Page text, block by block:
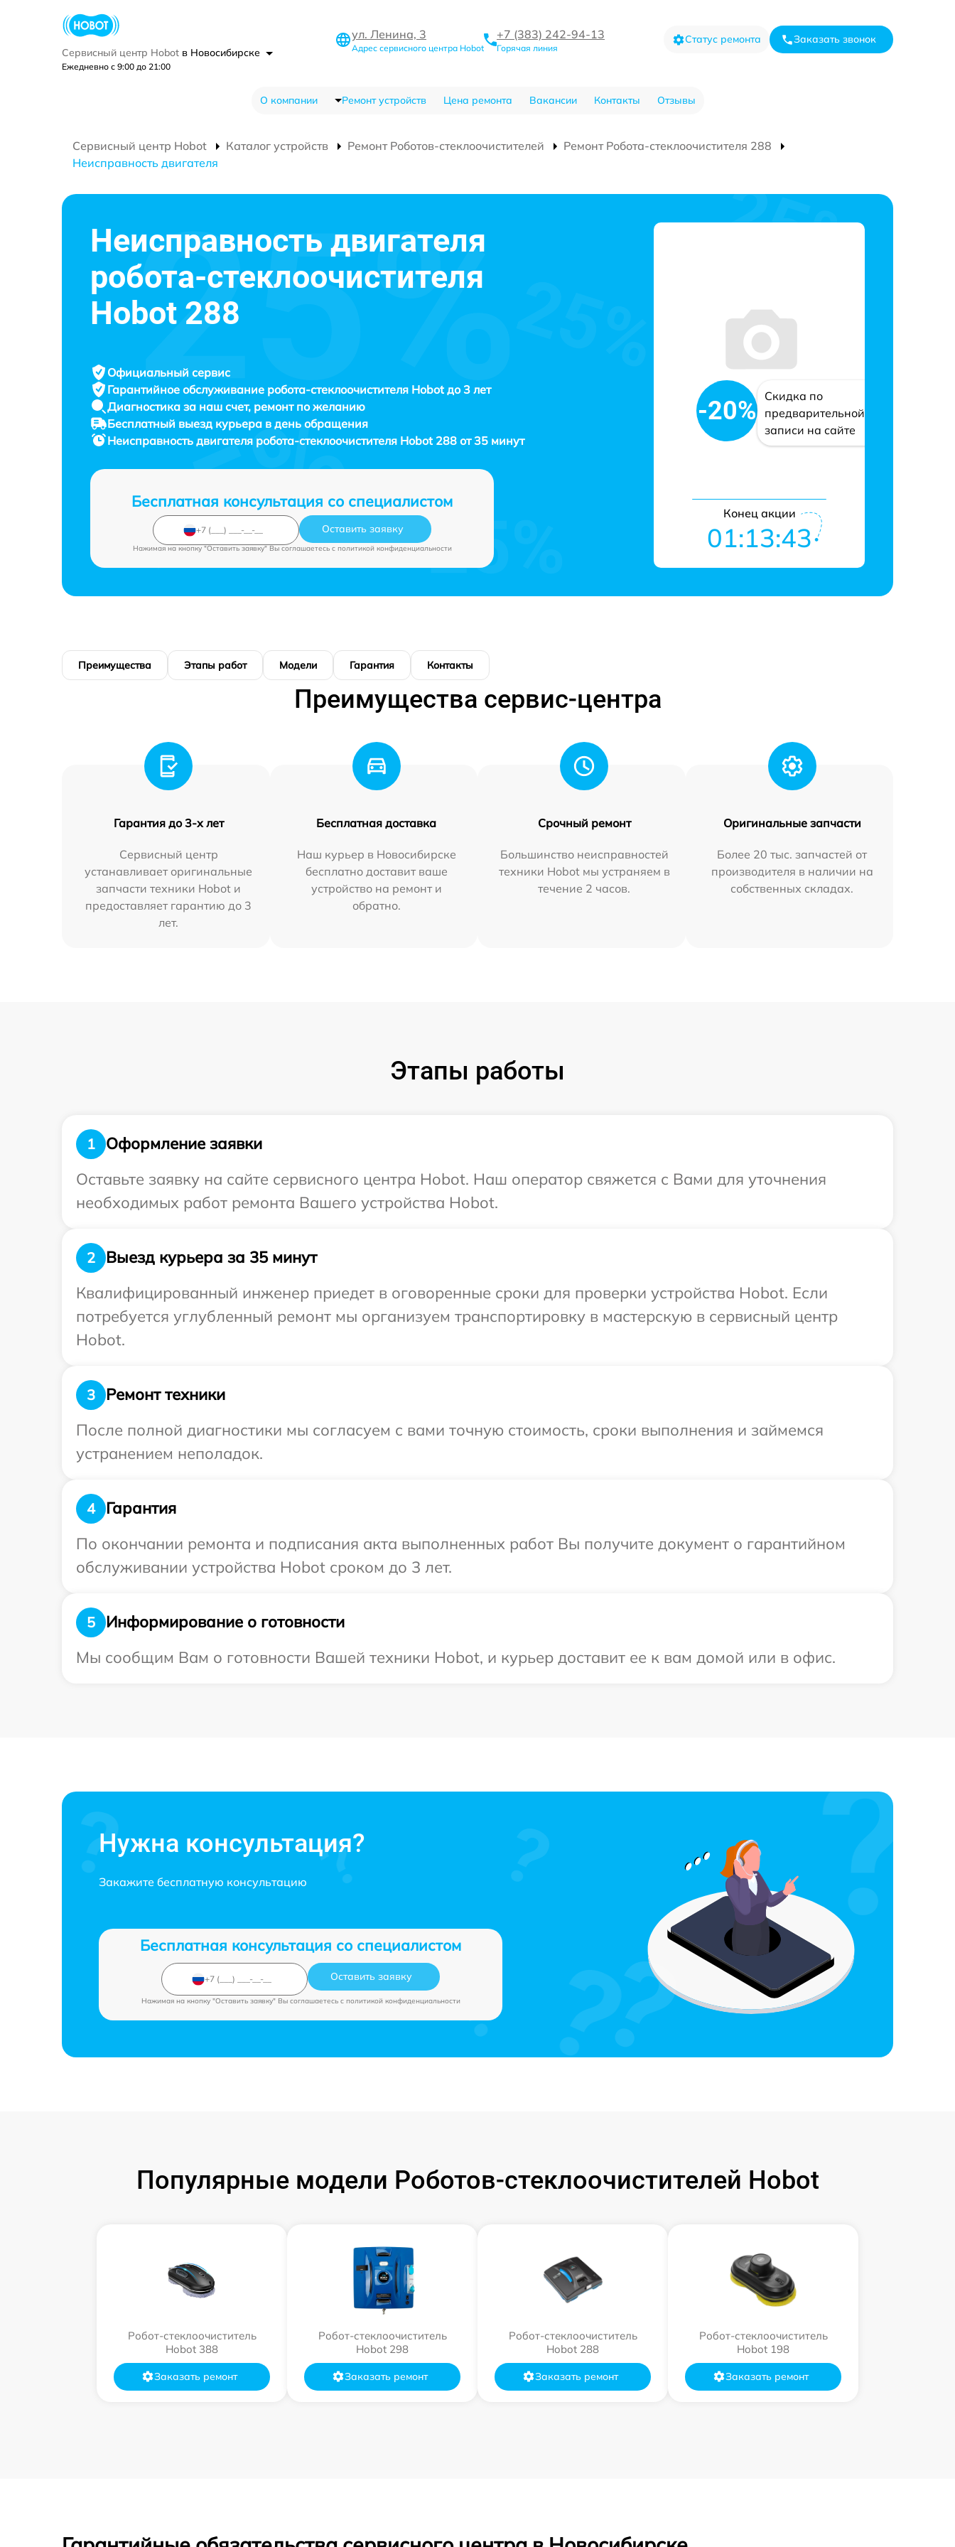
Сервисный центр Hobot в Новосибирске
Ежедневно с 9:00 до 21:00
ул. Ленина, 3
Адрес сервисного центра Hobot
+7 (383) 242-94-13
Горячая линия
Статус ремонта Заказать звонок
О компании Ремонт устройств Цена ремонта Вакансии Контакты Отзывы
Сервисный центр Hobot Каталог устройств Ремонт Роботов-стеклоочистителей
Ремонт Робота-стеклоочистителя 288
Неисправность двигателя
Неисправность двигателя
робота-стеклоочистителя
Hobot 288
Официальный сервис
Гарантийное обслуживание робота-стеклоочистителя Hobot до 3 лет
Диагностика за наш счет, ремонт по желанию
Бесплатный выезд курьера в день обращения
Неисправность двигателя робота-стеклоочистителя Hobot 288 от 35 минут
Бесплатная консультация со специалистом
Оставить заявку
Нажимая на кнопку "Оставить заявку" Вы соглашаетесь c политикой конфиденциальности
-20%
Скидка по
предварительной
записи на сайте
Конец акции
01:13:43
Преимущества Этапы работ Модели Гарантия Контакты
Преимущества сервис-центра
Гарантия до 3-х лет
Сервисный центр
устанавливает оригинальные
запчасти техники Hobot и
предоставляет гарантию до 3
лет.
Бесплатная доставка
Наш курьер в Новосибирске
бесплатно доставит ваше
устройство на ремонт и
обратно.
Срочный ремонт
Большинство неисправностей
техники Hobot мы устраняем в
течение 2 часов.
Оригинальные запчасти
Более 20 тыс. запчастей от
производителя в наличии на
собственных складах.
Этапы работы
1
Оформление заявки
Оставьте заявку на сайте сервисного центра Hobot. Наш оператор свяжется с Вами для уточнения
необходимых работ ремонта Вашего устройства Hobot.
2
Выезд курьера за 35 минут
Квалифицированный инженер приедет в оговоренные сроки для проверки устройства Hobot. Если
потребуется углубленный ремонт мы организуем транспортировку в мастерскую в сервисный центр
Hobot.
3
Ремонт техники
После полной диагностики мы согласуем с вами точную стоимость, сроки выполнения и займемся
устранением неполадок.
4
Гарантия
По окончании ремонта и подписания акта выполненных работ Вы получите документ о гарантийном
обслуживании устройства Hobot сроком до 3 лет.
5
Информирование о готовности
Мы сообщим Вам о готовности Вашей техники Hobot, и курьер доставит ее к вам домой или в офис.
Нужна консультация?
Закажите бесплатную консультацию
Бесплатная консультация со специалистом
Оставить заявку
Нажимая на кнопку "Оставить заявку" Вы соглашаетесь c политикой конфиденциальности
Популярные модели Роботов-стеклоочистителей Hobot
Робот-стеклоочиститель
Hobot 388
Заказать ремонт
Робот-стеклоочиститель
Hobot 298
Заказать ремонт
Робот-стеклоочиститель
Hobot 288
Заказать ремонт
Робот-стеклоочиститель
Hobot 198
Заказать ремонт